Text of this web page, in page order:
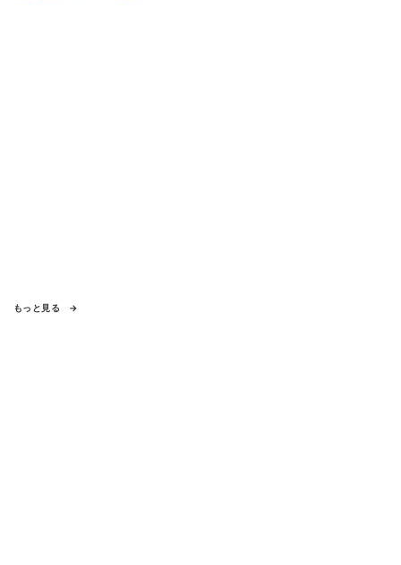
もっと見る